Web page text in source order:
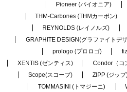
Pioneer (パイオニア)
THM-Carbones (THMカーボン)
REYNOLDS (レイノルズ)
GRAPHITE DESIGN(グラファイトデ
prologo (プロロゴ)
XENTIS (ゼンティス)
Condor（コ
Scope(スコープ)
ZIPP (ジップ
TOMMASINI (トマジーニ)